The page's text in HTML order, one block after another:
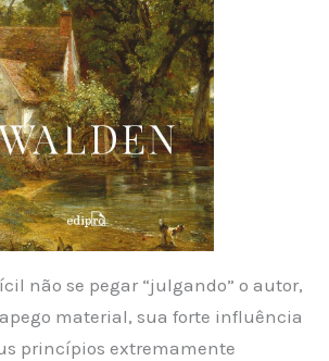
não se pegar “julgando” o autor,
material, sua forte influência
princípios extremamente